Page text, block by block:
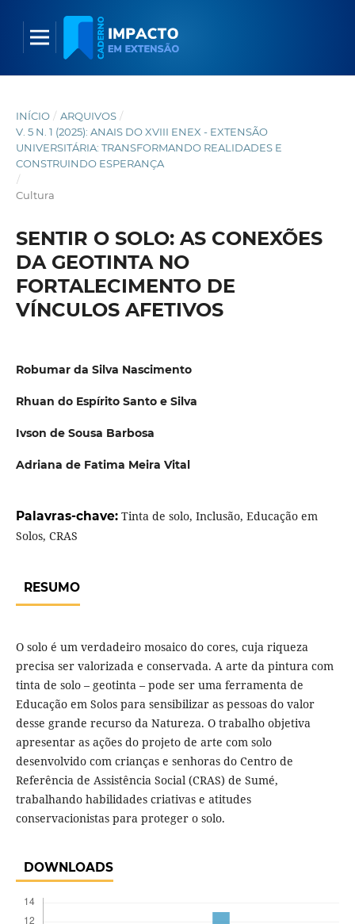
INÍCIO / ARQUIVOS /
V. 5 N. 1 (2025): ANAIS DO XVIII ENEX - EXTENSÃO
UNIVERSITÁRIA: TRANSFORMANDO REALIDADES E
CONSTRUINDO ESPERANÇA
/
Cultura
SENTIR O SOLO: AS CONEXÕES
DA GEOTINTA NO
FORTALECIMENTO DE
VÍNCULOS AFETIVOS
Robumar da Silva Nascimento
Rhuan do Espírito Santo e Silva
Ivson de Sousa Barbosa
Adriana de Fatima Meira Vital
Palavras-chave: Tinta de solo, Inclusão, Educação em
Solos, CRAS
RESUMO
O solo é um verdadeiro mosaico do cores, cuja riqueza
precisa ser valorizada e conservada. A arte da pintura com
tinta de solo – geotinta – pode ser uma ferramenta de
Educação em Solos para sensibilizar as pessoas do valor
desse grande recurso da Natureza. O trabalho objetiva
apresentar as ações do projeto de arte com solo
desenvolvido com crianças e senhoras do Centro de
Referência de Assistência Social (CRAS) de Sumé,
trabalhando habilidades criativas e atitudes
conservacionistas para proteger o solo.
DOWNLOADS